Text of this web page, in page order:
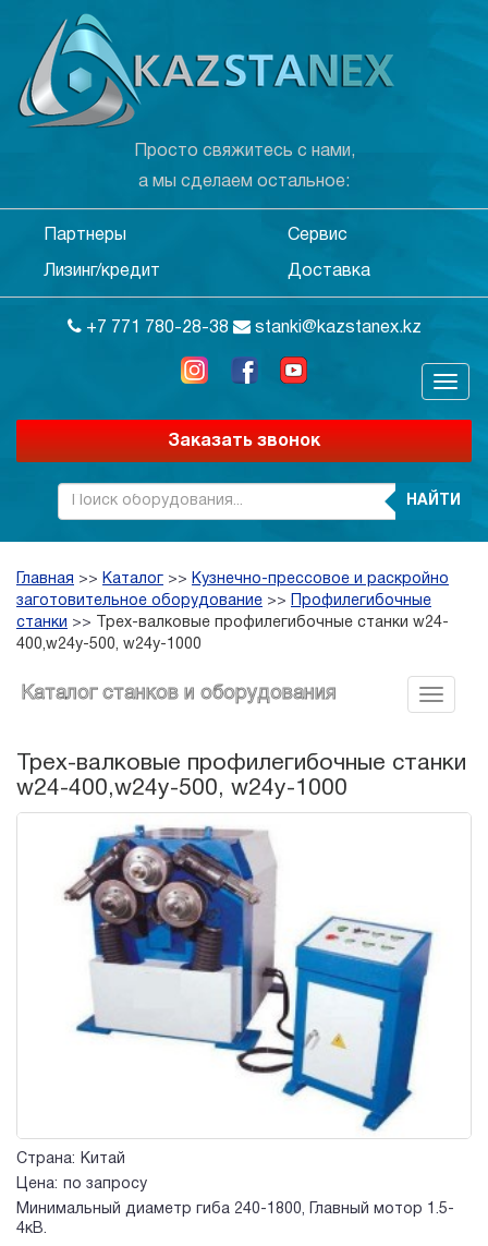
Просто свяжитесь с нами,
а мы сделаем остальное:
Партнеры Сервис
Лизинг/кредит Доставка
+7 771 780-28-38 stanki@kazstanex.kz
Заказать звонок
НАЙТИ
Главная >> Каталог >> Кузнечно-прессовое и раскройно
заготовительное оборудование >>
Профилегибочные
станки >>
Трех-валковые профилегибочные станки w24-
400,w24y-500, w24y-1000
Каталог станков и оборудования
Трех-валковые профилегибочные станки
w24-400,w24y-500, w24y-1000
Страна:
Китай
Цена:
по запросу
Минимальный диаметр гиба 240-1800, Главный мотор 1.5-
4кВ.